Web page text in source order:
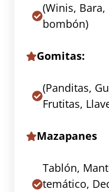
(Winis,
bombón)
Gomitas:
(Panditas,
Frutitas,
Mazapanes
Tablón,
temático,